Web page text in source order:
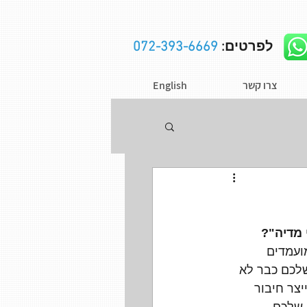
לפרטים: 072-393-6669
English צרו קשר
מדיה"?
כבר לא
חיבור